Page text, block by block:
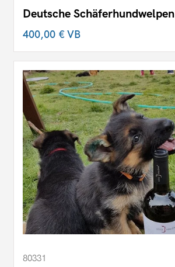
Deutsche Schäferhundwelpen
400,00 €VB
80331